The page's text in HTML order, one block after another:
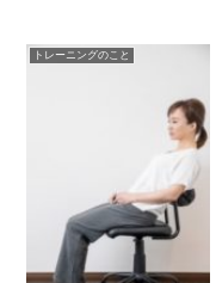
トレーニングのこと